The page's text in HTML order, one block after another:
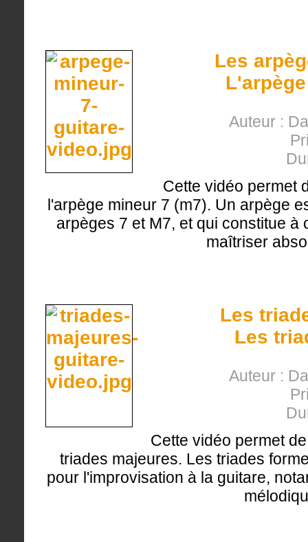
Les
Auteur :
Cette vidéo permet
l'arpège mineur 7 (m7). Un arpège
arpèges 7 et M7, et qui constitue à
maîtriser
Les
Les
Auteur :
Cette vidéo permet
triades majeures. Les triades
pour l'improvisation à la guitare,